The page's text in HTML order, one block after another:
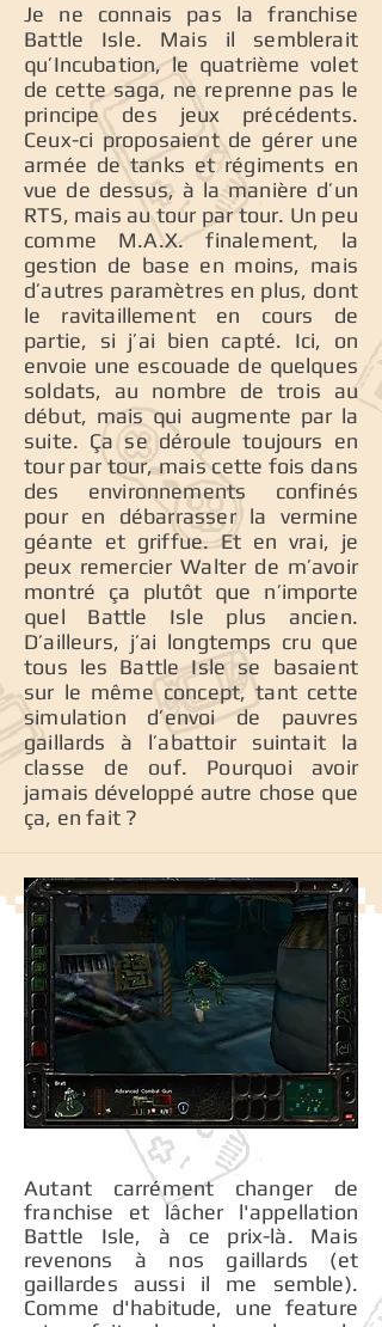
Je ne connais pas la franchise
Battle Isle. Mais il semblerait
qu’Incubation, le quatrième volet
de cette saga, ne reprenne pas le
principe des jeux précédents.
Ceux-ci proposaient de gérer une
armée de tanks et régiments en
vue de dessus, à la manière d’un
RTS, mais au tour par tour. Un peu
comme M.A.X. finalement, la
gestion de base en moins, mais
d’autres paramètres en plus, dont
le ravitaillement en cours de
partie, si j’ai bien capté. Ici, on
envoie une escouade de quelques
soldats, au nombre de trois au
début, mais qui augmente par la
suite. Ça se déroule toujours en
tour par tour, mais cette fois dans
des environnements confinés
pour en débarrasser la vermine
géante et griffue. Et en vrai, je
peux remercier Walter de m’avoir
montré ça plutôt que n’importe
quel Battle Isle plus ancien.
D’ailleurs, j’ai longtemps cru que
tous les Battle Isle se basaient
sur le même concept, tant cette
simulation d’envoi de pauvres
gaillards à l’abattoir suintait la
classe de ouf. Pourquoi avoir
jamais développé autre chose que
ça, en fait ?
Autant carrément changer de
franchise et lâcher l'appellation
Battle Isle, à ce prix-là. Mais
revenons à nos gaillards (et
gaillardes aussi il me semble).
Comme d'habitude, une feature